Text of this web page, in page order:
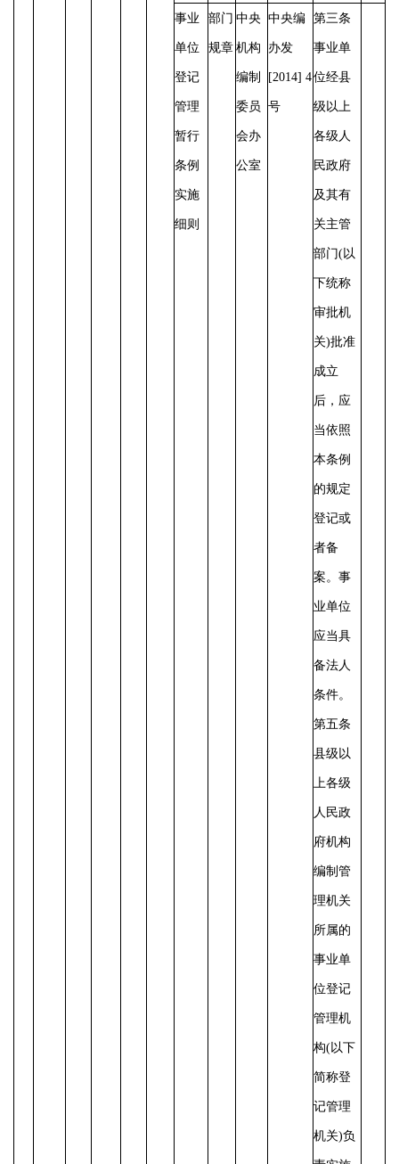
事业
单位
登记
管理
暂行
条例
实施
细则
部门
规章
中央
机构
编制
委员
会办
公室
中央编
办发
[2014] 4
号
第三条
事业单
位经县
级以上
各级人
民政府
及其有
关主管
部门(以
下统称
审批机
关)批准
成立
后，应
当依照
本条例
的规定
登记或
者备
案。事
业单位
应当具
备法人
条件。
第五条
县级以
上各级
人民政
府机构
编制管
理机关
所属的
事业单
位登记
管理机
构(以下
简称登
记管理
机关)负